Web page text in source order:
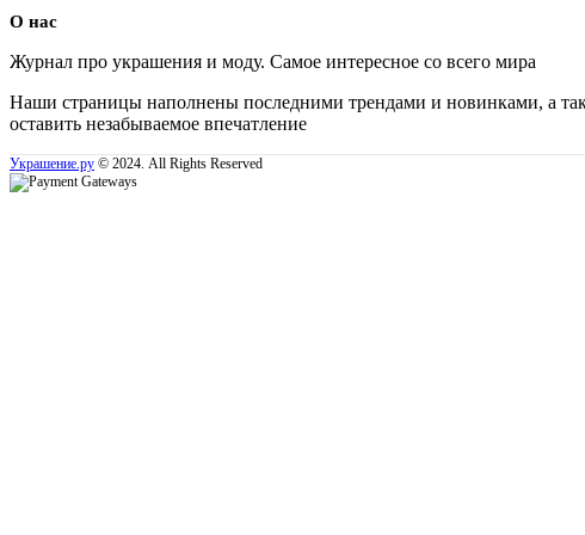
О нас
Журнал про украшения и моду. Самое интересное со всего мира
Наши страницы наполнены последними трендами и новинками, а
оставить незабываемое впечатление
Украшение.ру © 2024. All Rights Reserved